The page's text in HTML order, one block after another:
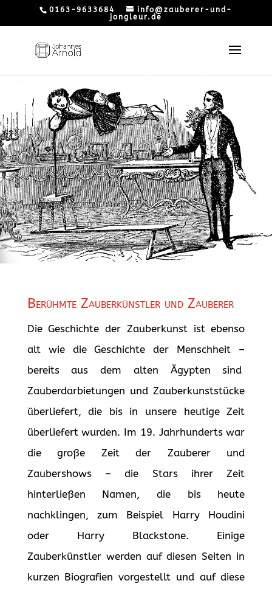
0163-9633684
info@zauberer-und-
jongleur.de
Berühmte Zauberkünstler und Zauberer
Die Geschichte der Zauberkunst ist ebenso
alt wie die Geschichte der Menschheit –
bereits aus dem alten Ägypten sind
Zauberdarbietungen und Zauberkunststücke
überliefert, die bis in unsere heutige Zeit
überliefert wurden. Im 19. Jahrhunderts war
die große Zeit der Zauberer und
Zaubershows – die Stars ihrer Zeit
hinterließen Namen, die bis heute
nachklingen, zum Beispiel Harry Houdini
oder Harry Blackstone. Einige
Zauberkünstler werden auf diesen Seiten in
kurzen Biografien vorgestellt und auf diese